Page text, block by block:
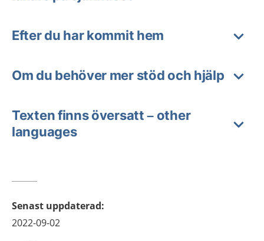
Efter du har kommit hem
Om du behöver mer stöd och hjälp
Texten finns översatt – other
languages
Senast uppdaterad:
2022-09-02